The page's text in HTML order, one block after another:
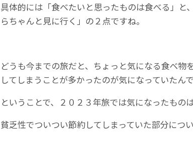
具体的には「食べたいと思ったものは食べる」と
らちゃんと見に行く」の２点ですね。
どうも今までの旅だと、ちょっと気になる食べ物
してしまうことが多かったのが気になっていたんで
ということで、２０２３年旅では気になったもの
貧乏性でついつい節約してしまっていた部分につ